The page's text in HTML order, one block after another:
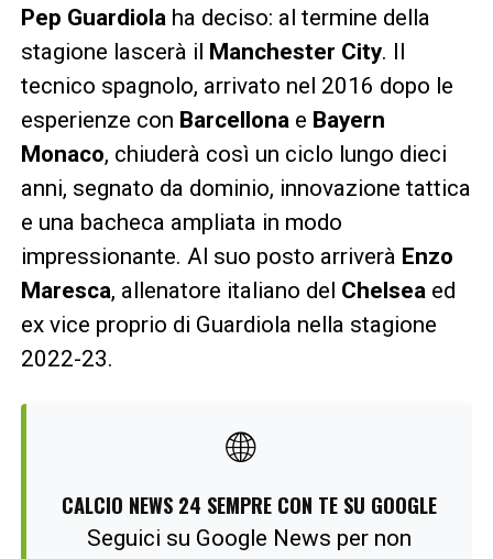
Pep Guardiola ha deciso: al termine della
stagione lascerà il Manchester City. Il
tecnico spagnolo, arrivato nel 2016 dopo le
esperienze con Barcellona e Bayern
Monaco, chiuderà così un ciclo lungo dieci
anni, segnato da dominio, innovazione tattica
e una bacheca ampliata in modo
impressionante. Al suo posto arriverà Enzo
Maresca, allenatore italiano del Chelsea ed
ex vice proprio di Guardiola nella stagione
2022-23.
🌐
CALCIO NEWS 24 SEMPRE CON TE SU GOOGLE
Seguici su Google News per non